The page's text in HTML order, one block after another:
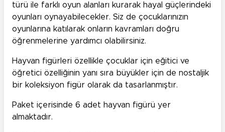
türü ile farklı oyun alanları kurarak hayal güçlerindeki
oyunları oynayabilecekler. Siz de çocuklarınızın
oyunlarına katılarak onların kavramları doğru
öğrenmelerine yardımcı olabilirsiniz.
Hayvan figürleri özellikle çocuklar için eğitici ve
öğretici özelliğinin yanı sıra büyükler için de nostaljik
bir koleksiyon figür olarak da tasarlanmıştır.
Paket içerisinde 6 adet hayvan figürü yer
almaktadır.